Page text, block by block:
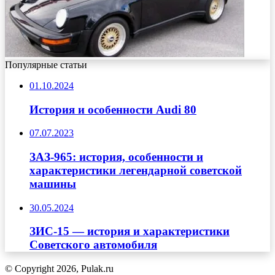
Популярные статьи
01.10.2024
История и особенности Audi 80
07.07.2023
ЗАЗ-965: история, особенности и
характеристики легендарной советской
машины
30.05.2024
ЗИС-15 — история и характеристики
Советского автомобиля
© Copyright 2026, Pulak.ru